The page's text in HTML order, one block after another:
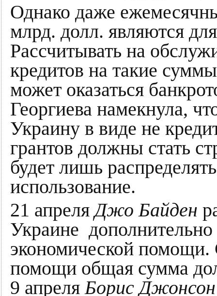
Однако даже
млрд. долл. являются
Рассчитывать на
кредитов на такие
может оказаться
Георгиева намекнула,
Украину в виде не
грантов должны стать
будет лишь
использование.
21 апреляДжо Байден
Украине
экономической
помощи общая сумма
9 апреляБорис Джонсон